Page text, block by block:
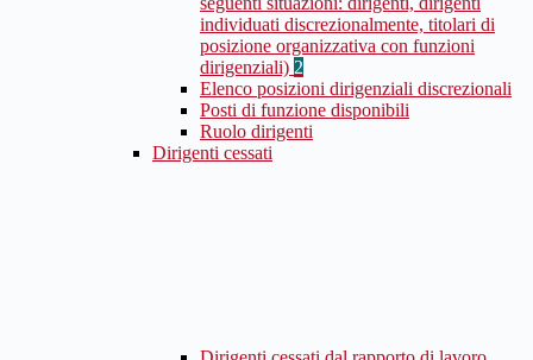
individuati discrezionalmente, titolari di
posizione organizzativa con funzioni
dirigenziali) 2
Elenco posizioni dirigenziali discrezionali
Posti di funzione disponibili
Ruolo dirigenti
Dirigenti cessati